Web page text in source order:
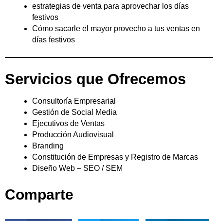
estrategias de venta para aprovechar los días
festivos
Cómo sacarle el mayor provecho a tus ventas en
días festivos
Servicios que Ofrecemos
Consultoría Empresarial
Gestión de Social Media
Ejecutivos de Ventas
Producción Audiovisual
Branding
Constitución de Empresas y Registro de Marcas
Diseño Web – SEO / SEM
Comparte